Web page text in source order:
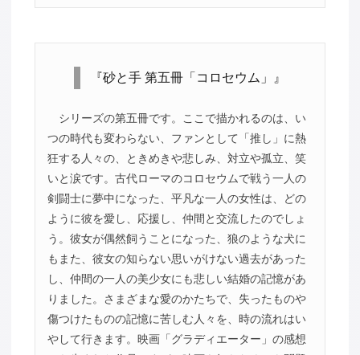
『砂と手 第五冊「コロセウム」』
シリーズの第五冊です。ここで描かれるのは、い
つの時代も変わらない、ファンとして「推し」に熱
狂する人々の、ときめきや悲しみ、対立や孤立、笑
いと涙です。古代ローマのコロセウムで戦う一人の
剣闘士に夢中になった、平凡な一人の女性は、どの
ように彼を愛し、応援し、仲間と交流したのでしょ
う。彼女が偶然飼うことになった、狼のような犬に
もまた、彼女の知らない思いがけない過去があった
し、仲間の一人の美少女にも悲しい結婚の記憶があ
りました。さまざまな愛のかたちで、失ったものや
傷つけたものの記憶に苦しむ人々を、時の流れはい
やして行きます。映画「グラディエーター」の感想